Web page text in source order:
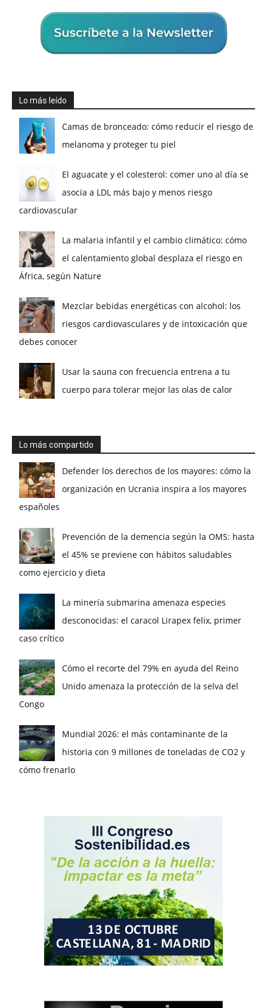
Lo más leído
Camas de bronceado: cómo reducir el riesgo de
melanoma y proteger tu piel
El aguacate y el colesterol: comer uno al día se
asocia a LDL más bajo y menos riesgo
cardiovascular
La malaria infantil y el cambio climático: cómo
el calentamiento global desplaza el riesgo en
África, según Nature
Mezclar bebidas energéticas con alcohol: los
riesgos cardiovasculares y de intoxicación que
debes conocer
Usar la sauna con frecuencia entrena a tu
cuerpo para tolerar mejor las olas de calor
Lo más compartido
Defender los derechos de los mayores: cómo la
organización en Ucrania inspira a los mayores
españoles
Prevención de la demencia según la OMS: hasta
el 45% se previene con hábitos saludables
como ejercicio y dieta
La minería submarina amenaza especies
desconocidas: el caracol Lirapex felix, primer
caso crítico
Cómo el recorte del 79% en ayuda del Reino
Unido amenaza la protección de la selva del
Congo
Mundial 2026: el más contaminante de la
historia con 9 millones de toneladas de CO2 y
cómo frenarlo